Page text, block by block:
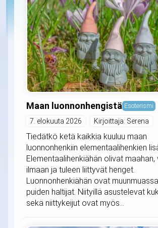
Maan luonnonhengistä Esoterismi
7. elokuuta 2026 Kirjoittaja: Serena
Tiedätkö ketä kaikkia kuuluu maan
luonnonhenkiin elementaalihenkien
Elementaalihenkiähän olivat maahan,
ilmaan ja tuleen liittyvät henget.
Luonnonhenkiähän ovat
puiden haltijat. Niityillä asustelevat
sekä niittykeijut ovat myös...